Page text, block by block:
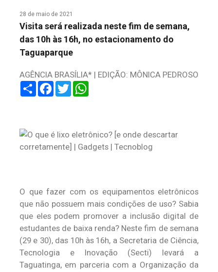
28 de maio de 2021
Visita será realizada neste fim de semana,
das 10h às 16h, no estacionamento do
Taguaparque
AGÊNCIA BRASÍLIA* | EDIÇÃO: MÔNICA PEDROSO
ShareFacebook
Twitter
O que fazer com os equipamentos eletrônicos
que não possuem mais condições de uso? Sabia
que eles podem promover a inclusão digital de
estudantes de baixa renda? Neste fim de semana
(29 e 30), das 10h às 16h, a Secretaria de Ciência,
Tecnologia e Inovação (Secti) levará a
Taguatinga, em parceria com a Organização da